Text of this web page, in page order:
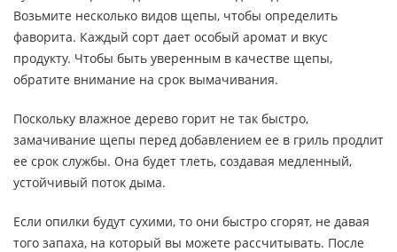
Возьмите несколько видов щепы, чтобы определить
фаворита. Каждый сорт дает особый аромат и вкус
продукту. Чтобы быть уверенным в качестве щепы,
обратите внимание на срок вымачивания.
Поскольку влажное дерево горит не так быстро,
замачивание щепы перед добавлением ее в гриль продлит
ее срок службы. Она будет тлеть, создавая медленный,
устойчивый поток дыма.
Если опилки будут сухими, то они быстро сгорят, не давая
того запаха, на который вы можете рассчитывать. После